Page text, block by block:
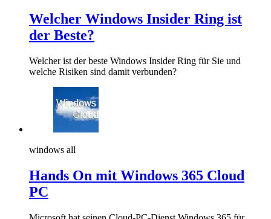
Welcher Windows Insider Ring ist
der Beste?
Welcher ist der beste Windows Insider Ring für Sie und
welche Risiken sind damit verbunden?
windows all
Hands On mit Windows 365 Cloud
PC